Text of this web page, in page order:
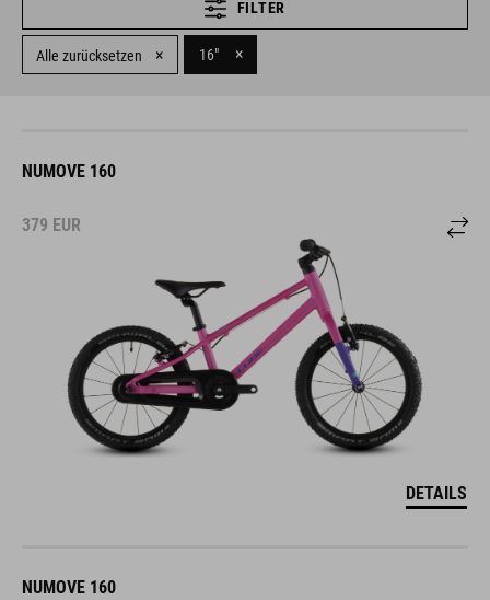
FILTER
Alle zurücksetzen × 16" ×
NUMOVE 160
379 EUR
DETAILS
NUMOVE 160